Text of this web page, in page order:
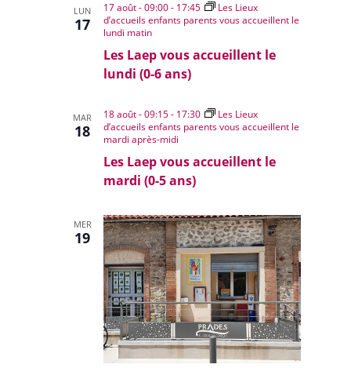
LUN
17
Les Laep vous accueillent le
lundi (0-6 ans)
17 août - 09:00- 17:45
Les Lieux
d’accueils enfants parents vous accueillent le
lundi matin
MAR
18
Les Laep vous accueillent le
mardi (0-5 ans)
18 août - 09:15- 17:30
Les Lieux
d’accueils enfants parents vous accueillent le
mardi après-midi
MER
19